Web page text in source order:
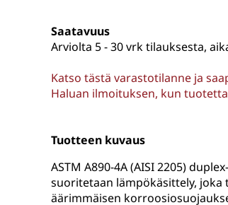
Saatavuus
Arviolta 5 - 30 vrk tilauksesta,
Katso tästä varastotilanne ja
Haluan ilmoituksen, kun
Tuotteen kuvaus
ASTM A890-4A (AISI 2205)
suoritetaan lämpökäsittely, joka
äärimmäisen